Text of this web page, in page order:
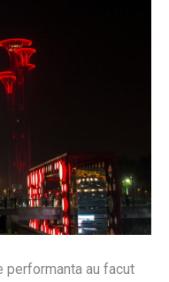
performanta au facut